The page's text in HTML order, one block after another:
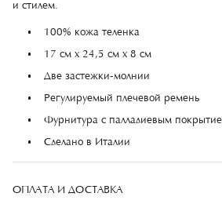
и стилем.
100% кожа теленка
17 см x 24,5 см x 8 см
Две застежки-молнии
Регулируемый плечевой ремень
Фурнитура с палладиевым
Сделано в Италии
ОПЛАТА И ДОСТАВКА